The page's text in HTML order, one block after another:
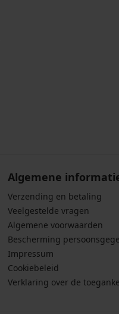
Algemene
Verzending en betaling
Veelgestelde vragen
Algemene voorwaarden
Bescherming
Impressum
Cookiebeleid
Verklaring over de